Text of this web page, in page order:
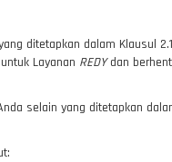
ditetapkan dalam Klausul
Layanan REDYdan
selain yang ditetapkan